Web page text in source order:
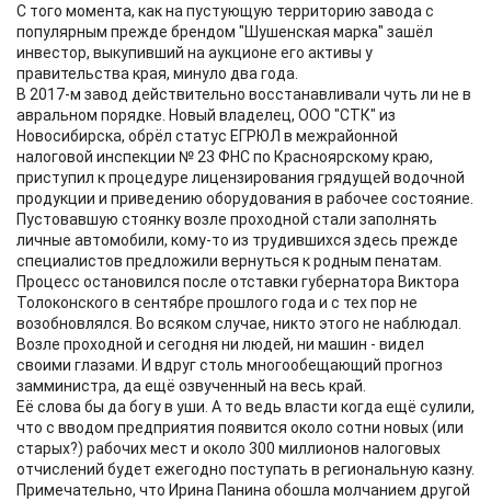
С того момента, как на пустующую территорию завода с
популярным прежде брендом "Шушенская марка" зашёл
инвестор, выкупивший на аукционе его активы у
правительства края, минуло два года.
В 2017-м завод действительно восстанавливали чуть ли не в
авральном порядке. Новый владелец, ООО "СТК" из
Новосибирска, обрёл статус ЕГРЮЛ в межрайонной
налоговой инспекции № 23 ФНС по Красноярскому краю,
приступил к процедуре лицензирования грядущей водочной
продукции и приведению оборудования в рабочее состояние.
Пустовавшую стоянку возле проходной стали заполнять
личные автомобили, кому-то из трудившихся здесь прежде
специалистов предложили вернуться к родным пенатам.
Процесс остановился после отставки губернатора Виктора
Толоконского в сентябре прошлого года и с тех пор не
возобновлялся. Во всяком случае, никто этого не наблюдал.
Возле проходной и сегодня ни людей, ни машин - видел
своими глазами. И вдруг столь многообещающий прогноз
замминистра, да ещё озвученный на весь край.
Её слова бы да богу в уши. А то ведь власти когда ещё сулили,
что с вводом предприятия появится около сотни новых (или
старых?) рабочих мест и около 300 миллионов налоговых
отчислений будет ежегодно поступать в региональную казну.
Примечательно, что Ирина Панина обошла молчанием другой